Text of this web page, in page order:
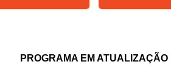
PROGRAMA EM ATUALIZAÇÃO